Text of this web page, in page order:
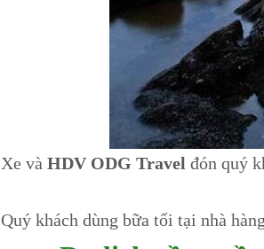
Xe và HDV ODG Travel đón quý
Quý khách dùng bữa tối tại nhà